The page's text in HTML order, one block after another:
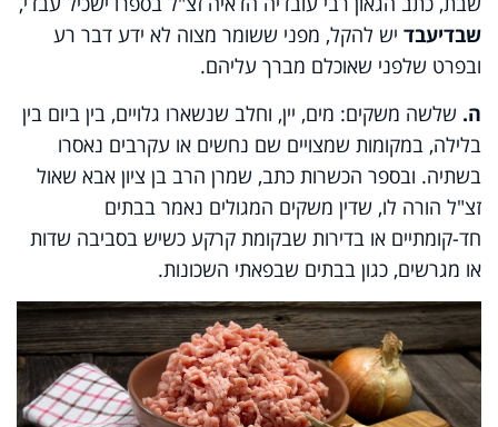
שבדיעבד יש להקל, מפני ששומר מצוה לא ידע דבר רע
ובפרט שלפני שאוכלם מברך עליהם.
ה. שלשה משקים: מים, יין, וחלב שנשארו גלויים, בין ביום בין
בלילה, במקומות שמצויים שם נחשים או עקרבים נאסרו
בשתיה. ובספר הכשרות כתב, שמרן הרב בן ציון אבא שאול
זצ"ל הורה לו, שדין משקים המגולים נאמר בבתים
חד-קומתיים או בדירות שבקומת קרקע כשיש בסביבה שדות
או מגרשים, כגון בבתים שבפאתי השכונות.